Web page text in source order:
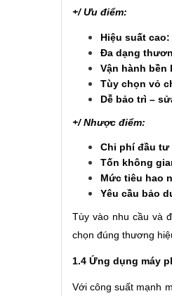
+/ Ưu điểm:
Hiệu suất cao:
Đa dạng
Vận hành bền
Tùy chọn vỏ
Dễ bảo trì –
+/ Nhược điểm:
Chi phí đầu tư
Tốn không
Mức tiêu hao
Yêu cầu bảo
Tùy vào nhu cầu và
chọn đúng thương
1.4 Ứng dụng máy
Với công suất mạnh